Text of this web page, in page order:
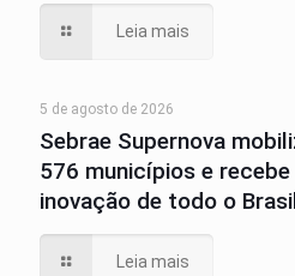
Leia mais
5 de agosto de 2026
Sebrae Supernova
576 municípios e
inovação de todo o
Leia mais